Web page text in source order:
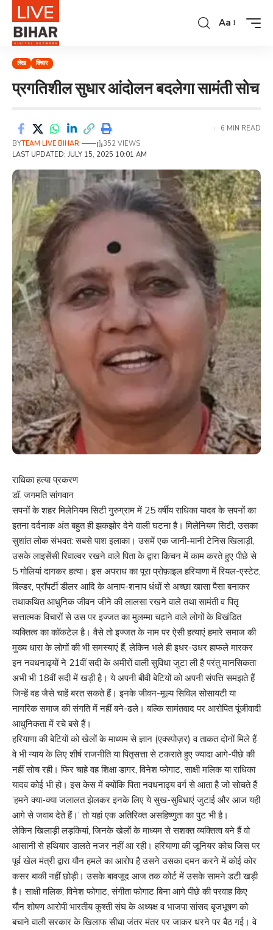
Aa
लेख विचार
प्रगतिशील सुधार आंदोलन बदलेगा सामंती सोच
LAST UPDATED: JULY 15, 2025 10:01 AM
BYTEAM LIVE BIHAR 352 VIEWS
6 MIN READ
राधिका हत्या प्रकरण
डॉ. जगमति सांगवान
सपनों के शहर मिलेनियम सिटी गुरुग्राम में 25 वर्षीय राधिका यादव के सपनों का
इतना दर्दनाक अंत बहुत ही झकझोर देने वाली घटना है। मिलेनियम सिटी, उसका
सुशांत लोक संभवत: सबसे पाश इलाका। उसमें एक जानी-मानी टेनिस खिलाड़ी,
उसके लाइसेंसी रिवाल्वर रखने वाले पिता के द्वारा किचन में काम करते हुए पीछे से
5 गोलियां दागकर हत्या। इस अपराध का पूरा प्रोफ़ाइल हरियाणा में रियल-एस्टेट,
बिल्डर, प्रॉपर्टी डीलर आदि के अनाप-शनाप धंधों से अच्छा खासा पैसा बनाकर
तथाकथित आधुनिक जीवन जीने की लालसा रखने वाले तथा सामंती व पितृ
सत्तात्मक विचारों से उस पर इज्जत का मुलम्मा चढ़ाने वाले लोगों के विखंडित
व्यक्तित्व का कॉकटेल है। वैसे तो इज्जत के नाम पर ऐसी हत्याएं हमारे समाज की
मुख्य धारा के लोगों की भी समस्याएं हैं, लेकिन भले ही इधर-उधर हाफले मारकर
इन नवधनाढ्यों ने 21वीं सदी के अमीरों वाली सुविधा जुटा ली है परंतु मानसिकता
अभी भी 18वीं सदी में खड़ी है। ये अपनी बीवी बेटियों को अपनी संपत्ति समझते हैं
जिन्हें वह जैसे चाहें बरत सकते हैं। इनके जीवन-मूल्य सिविल सोसायटी या
नागरिक समाज की संगति में नहीं बने-ढले। बल्कि सामंतवाद पर आरोपित पूंजीवादी
आधुनिकता में रचे बसे हैं।
हरियाणा की बेटियाें को खेलों के माध्यम से ज्ञान (एक्स्पोज़र) व ताकत दोनों मिले हैं
वे भी न्याय के लिए शीर्ष राजनीति या पितृसत्ता से टकराते हुए ज्यादा आगे-पीछे की
नहीं सोच रही। फिर चाहे वह शिक्षा डागर, विनेश फोगाट, साक्षी मलिक या राधिका
यादव कोई भी हो। इस केस में क्योंकि पिता नवधनाढ्य वर्ग से आता है जो सोचते हैं
‘हमने क्या-क्या जलालत झेलकर इनके लिए ये सुख-सुविधाएं जुटाई और आज यही
आगे से जवाब देते हैं।’ तो यहां एक अतिरिक्त असहिष्णुता का पुट भी है।
लेकिन खिलाड़ी लड़कियां, जिनके खेलों के माध्यम से सशक्त व्यक्तित्व बने हैं वो
आसानी से हथियार डालते नजर नहीं आ रही। हरियाणा की जूनियर कोच जिस पर
पूर्व खेल मंत्री द्वारा यौन हमले का आरोप है उसने उसका दमन करने में कोई कोर
कसर बाकी नहीं छोड़ी। उसके बावजूद आज तक कोर्ट में उसके सामने डटी खड़ी
है। साक्षी मलिक, विनेश फोगाट, संगीता फोगाट बिना आगे पीछे की परवाह किए
यौन शोषण आरोपी भारतीय कुश्ती संघ के अध्यक्ष व भाजपा सांसद बृजभूषण को
बचाने वाली सरकार के खिलाफ सीधा जंतर मंतर पर जाकर धरने पर बैठ गई। वे